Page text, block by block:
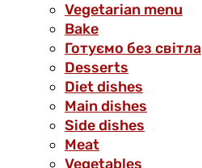
Vegetarian menu
Bake
Готуємо без світла
Desserts
Diet dishes
Main dishes
Side dishes
Meat
Vegetables